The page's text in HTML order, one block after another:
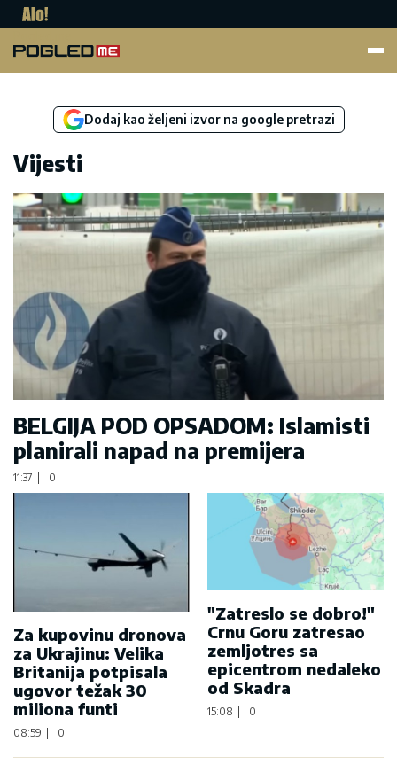
Dodaj kao željeni izvor na google pretrazi
Vijesti
BELGIJA POD OPSADOM: Islamisti
planirali napad na premijera
11:37 0
Za kupovinu dronova
za Ukrajinu: Velika
Britanija potpisala
ugovor težak 30
miliona funti
08:59 0
"Zatreslo se dobro!"
Crnu Goru zatresao
zemljotres sa
epicentrom nedaleko
od Skadra
15:08 | 0